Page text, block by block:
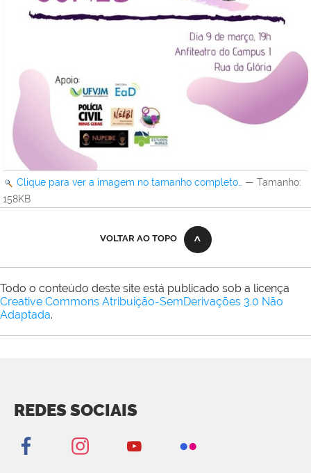
Clique para ver a imagem no tamanho completo… — Tamanho:
158KB
VOLTAR AO TOPO
Todo o conteúdo deste site está publicado sob a licença
Creative Commons Atribuição-SemDerivações 3.0 Não
Adaptada.
REDES SOCIAIS